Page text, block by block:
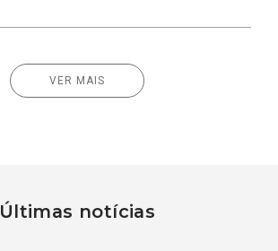
VER MAIS
Últimas notícias